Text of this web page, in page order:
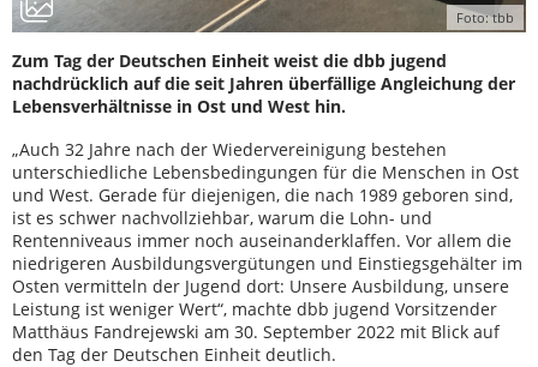
Foto: tbb
Zum Tag der Deutschen Einheit weist die dbb jugend
nachdrücklich auf die seit Jahren überfällige Angleichung der
Lebensverhältnisse in Ost und West hin.
„Auch 32 Jahre nach der Wiedervereinigung bestehen
unterschiedliche Lebensbedingungen für die Menschen in Ost
und West. Gerade für diejenigen, die nach 1989 geboren sind,
ist es schwer nachvollziehbar, warum die Lohn- und
Rentenniveaus immer noch auseinanderklaffen. Vor allem die
niedrigeren Ausbildungsvergütungen und Einstiegsgehälter im
Osten vermitteln der Jugend dort: Unsere Ausbildung, unsere
Leistung ist weniger Wert“, machte dbb jugend Vorsitzender
Matthäus Fandrejewski am 30. September 2022 mit Blick auf
den Tag der Deutschen Einheit deutlich.